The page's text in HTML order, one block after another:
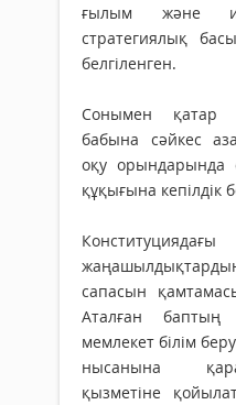
ғылым және
стратегиялық
белгіленген.
Сонымен қатар
бабына сәйкес
оқу орындарында
құқығына кепілдік
сапасын
Аталған баптың
мемлекет білім
нысанына
қызметіне